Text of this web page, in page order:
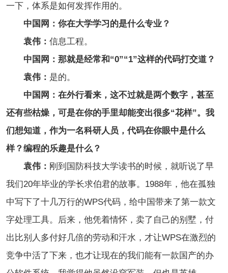
一下，体系是如何发挥作用的。
中国网：你在大学学习的是什么专业？
袁伟： 信息工程。
中国网：那就是经常和“0”“1”这样的代码打交道？
袁伟： 是的。
中国网：在外行看来，这不过就是两个数字，甚至
还有些枯燥，可是在你的手里却能变出很多“花样”。我
们想知道，作为一名科研人员，代码在你眼中是什么
样？编程的乐趣是什么？
袁伟： 刚到国防科技大学读书的时候，就听说了早
我们20年毕业的学长求伯君的故事。1988年，他在孤独
中写下了十几万行的WPS代码，给中国带来了第一款文
字处理工具。后来，他凭着情怀，卖了自己的别墅，付
出比别人多付好几倍的劳动和汗水，才让WPS在激烈的
竞争中活了下来，也才让现在的我们能有一款国产的办